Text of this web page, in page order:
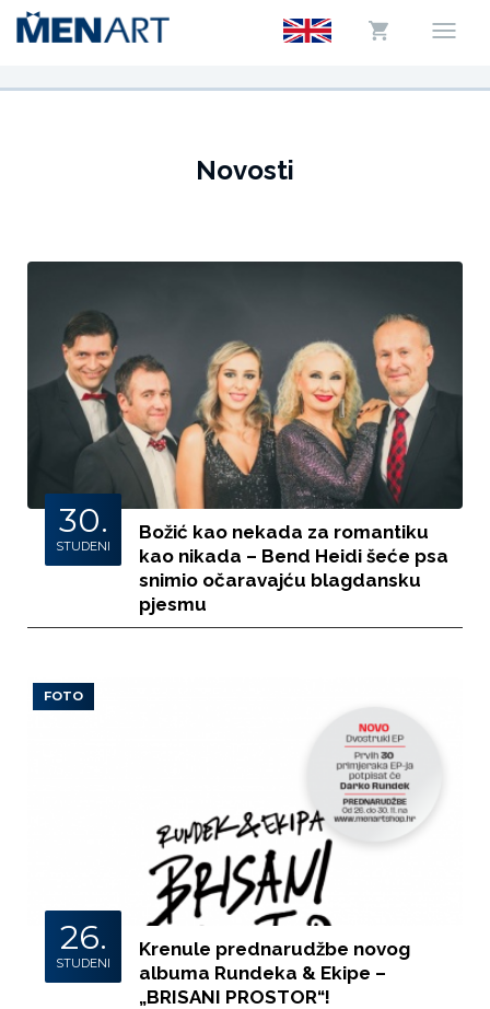
Novosti
30.
STUDENI
Božić kao nekada za romantiku
kao nikada – Bend Heidi šeće psa
snimio očaravajću blagdansku
pjesmu
FOTO
26.
STUDENI
Krenule prednarudžbe novog
albuma Rundeka & Ekipe –
„BRISANI PROSTOR“!